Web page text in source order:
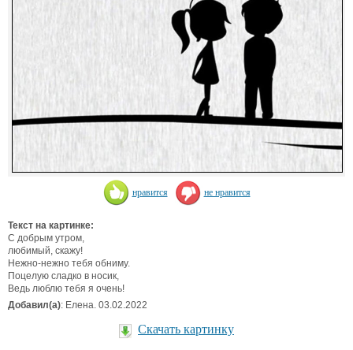
нравится не нравится
Текст на картинке:
С добрым утром,
любимый, скажу!
Нежно-нежно тебя обниму.
Поцелую сладко в носик,
Ведь люблю тебя я очень!
Добавил(а): Елена. 03.02.2022
Скачать картинку